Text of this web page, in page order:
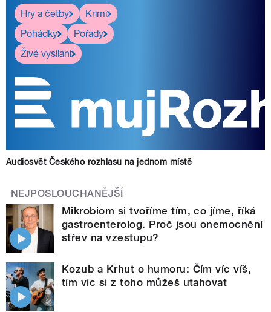
Hry a četby
Krimi
Pohádky
Pořady
Živé vysílání
Audiosvět Českého rozhlasu na jednom místě
NEJPOSLOUCHANĚJŠÍ
Mikrobiom si tvoříme tím, co jíme, říká
gastroenterolog. Proč jsou onemocnění
střev na vzestupu?
Kozub a Krhut o humoru: Čím víc víš,
tím víc si z toho můžeš utahovat